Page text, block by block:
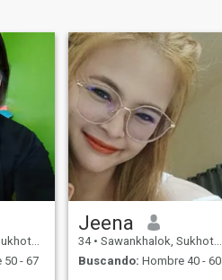
50 - 67
Jeena
34 • Sawankhalok, Sukhothai, Tailandia
Buscando: Hombre 40 - 60